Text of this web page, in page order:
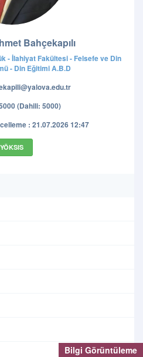
Bilgi Görüntüleme
Bahçekapılı
- İlahiyat Fakültesi - Felsefe ve Din
- Din Eğitimi A.B.D
(Dahili: 5000)
: 21.07.2026 12:47
YÖKSIS